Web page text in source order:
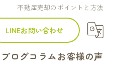
不動産売却のポイントと方法
LINEお問い合わせ
ブログコラム お客様の声